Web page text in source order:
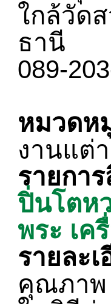
ใกล้วัด
ธานี
089-
หมวดห
งานแต่
รายกา
ปิ่นโตห
พระ เค
รายละเ
คุณภาพ